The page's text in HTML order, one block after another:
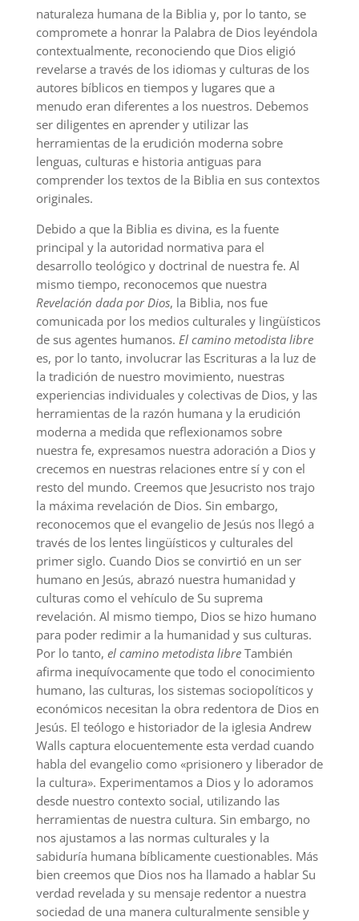
naturaleza humana de la Biblia y, por lo tanto, se
compromete a honrar la Palabra de Dios leyéndola
contextualmente, reconociendo que Dios eligió
revelarse a través de los idiomas y culturas de los
autores bíblicos en tiempos y lugares que a
menudo eran diferentes a los nuestros. Debemos
ser diligentes en aprender y utilizar las
herramientas de la erudición moderna sobre
lenguas, culturas e historia antiguas para
comprender los textos de la Biblia en sus contextos
originales.
Debido a que la Biblia es divina, es la fuente
principal y la autoridad normativa para el
desarrollo teológico y doctrinal de nuestra fe. Al
mismo tiempo, reconocemos que nuestra
Revelación dada por Dios, la Biblia, nos fue
comunicada por los medios culturales y lingüísticos
de sus agentes humanos. El camino metodista libre
es, por lo tanto, involucrar las Escrituras a la luz de
la tradición de nuestro movimiento, nuestras
experiencias individuales y colectivas de Dios, y las
herramientas de la razón humana y la erudición
moderna a medida que reflexionamos sobre
nuestra fe, expresamos nuestra adoración a Dios y
crecemos en nuestras relaciones entre sí y con el
resto del mundo. Creemos que Jesucristo nos trajo
la máxima revelación de Dios. Sin embargo,
reconocemos que el evangelio de Jesús nos llegó a
través de los lentes lingüísticos y culturales del
primer siglo. Cuando Dios se convirtió en un ser
humano en Jesús, abrazó nuestra humanidad y
culturas como el vehículo de Su suprema
revelación. Al mismo tiempo, Dios se hizo humano
para poder redimir a la humanidad y sus culturas.
Por lo tanto, el camino metodista libreTambién
afirma inequívocamente que todo el conocimiento
humano, las culturas, los sistemas sociopolíticos y
económicos necesitan la obra redentora de Dios en
Jesús. El teólogo e historiador de la iglesia Andrew
Walls captura elocuentemente esta verdad cuando
habla del evangelio como «prisionero y liberador de
la cultura». Experimentamos a Dios y lo adoramos
desde nuestro contexto social, utilizando las
herramientas de nuestra cultura. Sin embargo, no
nos ajustamos a las normas culturales y la
sabiduría humana bíblicamente cuestionables. Más
bien creemos que Dios nos ha llamado a hablar Su
verdad revelada y su mensaje redentor a nuestra
sociedad de una manera culturalmente sensible y